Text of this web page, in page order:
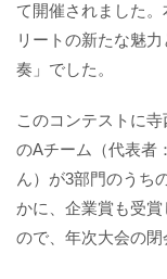
て開催されました
リートの新たな魅
奏」でした。
このコンテストに
のAチーム（代表者
ん）が3部門のうち
かに、企業賞も受
ので、年次大会の閉